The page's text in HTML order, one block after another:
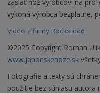
zaslať nôž výrobcovi na
vykoná výrobca bezplatne,
Video z firmy Rockstead
©2025 Copyright Roman
www.japonskenoze.sk
Fotografie a texty sú
použitie bez súhlasu autora